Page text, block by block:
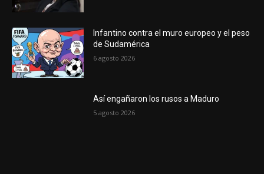
Infantino contra el muro europeo y el peso
de Sudamérica
6 agosto 2026
Así engañaron los rusos a Maduro
5 agosto 2026